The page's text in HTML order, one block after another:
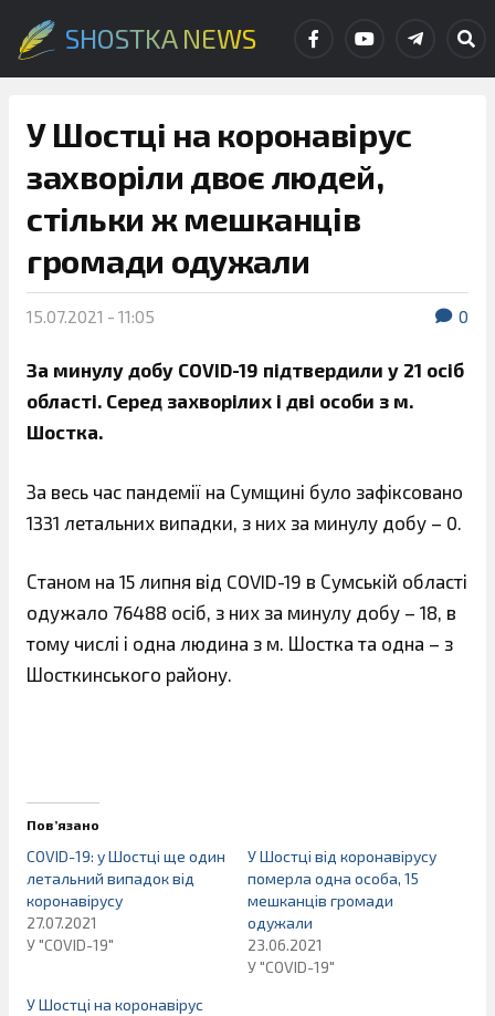
SHOSTKA NEWS
У Шостці на коронавірус
захворіли двоє людей,
стільки ж мешканців
громади одужали
15.07.2021 - 11:05 0
За минулу добу COVID-19 підтвердили у 21 осіб
області. Серед захворілих і дві особи з м.
Шостка.
За весь час пандемії на Сумщині було зафіксовано
1331 летальних випадки, з них за минулу добу – 0.
Станом на 15 липня від COVID-19 в Сумській області
одужало 76488 осіб, з них за минулу добу – 18, в
тому числі і одна людина з м. Шостка та одна – з
Шосткинського району.
Пов’язано
COVID-19: у Шостці ще один
летальний випадок від
коронавірусу
27.07.2021
У "COVID-19"
У Шостці від коронавірусу
померла одна особа, 15
мешканців громади
одужали
23.06.2021
У "COVID-19"
У Шостці на коронавірус